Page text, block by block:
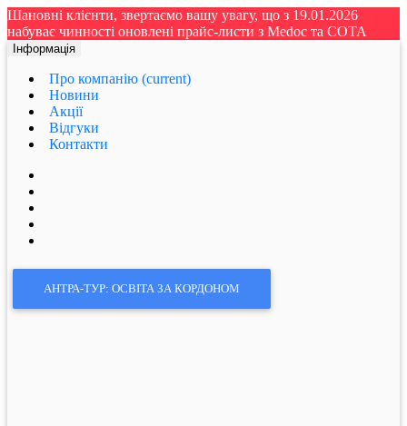
Шановні клієнти, звертаємо вашу увагу, що з 19.01.2026
набуває чинності оновлені прайс-листи з Medoc та СОТА
Інформація
Про компанію (current)
Новини
Акції
Відгуки
Контакти
АНТРА-ТУР: ОСВІТА ЗА КОРДОНОМ